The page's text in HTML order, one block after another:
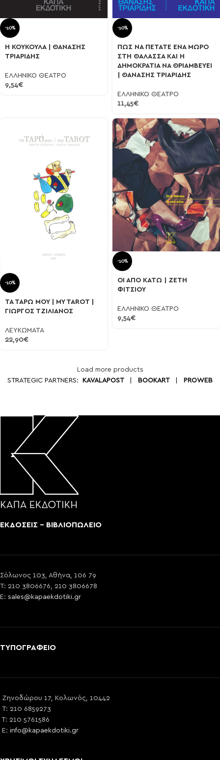
-10%
Η ΚΟΥΚΟΥΛΑ | ΘΑΝΑΣΗΣ
ΤΡΙΑΡΙΔΗΣ
ΕΛΛΗΝΙΚΟ ΘΕΑΤΡΟ
9,54€
-10%
ΠΩΣ ΝΑ ΠΕΤΑΤΕ ΕΝΑ ΜΩΡΟ
ΣΤΗ ΘΑΛΑΣΣΑ ΚΑΙ Η
ΔΗΜΟΚΡΑΤΙΑ ΝΑ ΘΡΙΑΜΒΕΥΕΙ
| ΘΑΝΑΣΗΣ ΤΡΙΑΡΙΔΗΣ
ΕΛΛΗΝΙΚΟ ΘΕΑΤΡΟ
11,45€
-10%
ΤΑ ΤΑΡΩ ΜΟΥ | MY TAROT |
ΓΙΩΡΓΟΣ ΤΖΙΛΙΑΝΟΣ
ΛΕΥΚΩΜΑΤΑ
22,90€
-10%
ΟΙ ΑΠΟ ΚΑΤΩ | ΖΕΤΗ
ΦΙΤΣΙΟΥ
ΕΛΛΗΝΙΚΟ ΘΕΑΤΡΟ
9,54€
Load more products
STRATEGIC PARTNERS:
KAVALAPOST| BOOKART| PROWEB
ΕΚΔΟΣΕΙΣ - ΒΙΒΛΙΟΠΩΛΕΙΟ
Σόλωνος 103, Αθήνα, 106 79
T: 210 3806676, 210 3806678
E: sales@kapaekdotiki.gr
ΤΥΠΟΓΡΑΦΕΙΟ
Ζηνοδώρου 17, Κολωνός, 10442
T: 210 6859273
T: 210 5761586
E: info@kapaekdotiki.gr